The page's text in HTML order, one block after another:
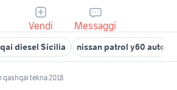
Vendi Messaggi
diesel Sicilia nissan patrol y60 auto
qashqai tekna 2018